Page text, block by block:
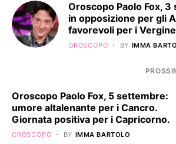
Oroscopo Paolo Fox,
in opposizione per gli
favorevoli per i
OROSCOPO BY IMMA
Oroscopo Paolo Fox, 5 settembre:
umore altalenante per i Cancro.
Giornata positiva per i Capricorno.
OROSCOPO BY IMMA BARTOLO